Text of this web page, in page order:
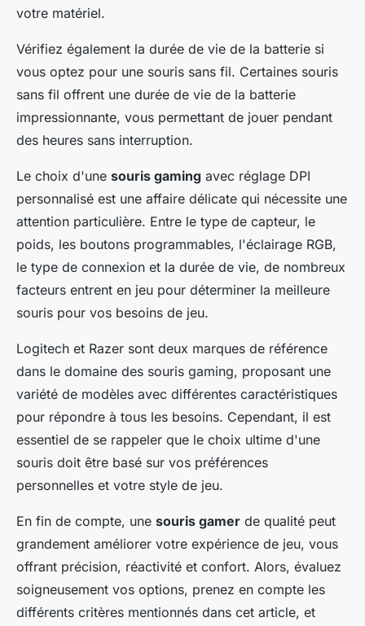
votre matériel.
Vérifiez également la durée de vie de la batterie si
vous optez pour une souris sans fil. Certaines souris
sans fil offrent une durée de vie de la batterie
impressionnante, vous permettant de jouer pendant
des heures sans interruption.
Le choix d'une souris gaming avec réglage DPI
personnalisé est une affaire délicate qui nécessite une
attention particulière. Entre le type de capteur, le
poids, les boutons programmables, l'éclairage RGB,
le type de connexion et la durée de vie, de nombreux
facteurs entrent en jeu pour déterminer la meilleure
souris pour vos besoins de jeu.
Logitech et Razer sont deux marques de référence
dans le domaine des souris gaming, proposant une
variété de modèles avec différentes caractéristiques
pour répondre à tous les besoins. Cependant, il est
essentiel de se rappeler que le choix ultime d'une
souris doit être basé sur vos préférences
personnelles et votre style de jeu.
En fin de compte, une souris gamer de qualité peut
grandement améliorer votre expérience de jeu, vous
offrant précision, réactivité et confort. Alors, évaluez
soigneusement vos options, prenez en compte les
différents critères mentionnés dans cet article, et